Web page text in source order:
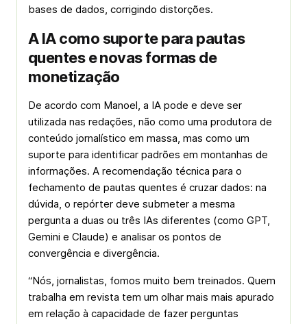
bases de dados, corrigindo distorções.
A IA como suporte para pautas
quentes e novas formas de
monetização
De acordo com Manoel, a IA pode e deve ser
utilizada nas redações, não como uma produtora de
conteúdo jornalístico em massa, mas como um
suporte para identificar padrões em montanhas de
informações. A recomendação técnica para o
fechamento de pautas quentes é cruzar dados: na
dúvida, o repórter deve submeter a mesma
pergunta a duas ou três IAs diferentes (como GPT,
Gemini e Claude) e analisar os pontos de
convergência e divergência.
“Nós, jornalistas, fomos muito bem treinados. Quem
trabalha em revista tem um olhar mais mais apurado
em relação à capacidade de fazer perguntas